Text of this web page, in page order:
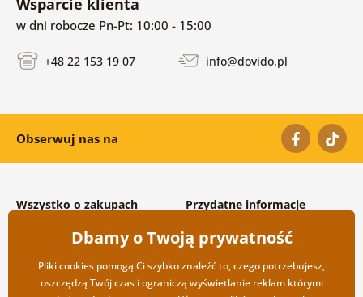
Wsparcie klienta
w dni robocze Pn-Pt: 10:00 - 15:00
+48 22 153 19 07 info@dovido.pl
Obserwuj nas na
Wszystko o zakupach
Warunki handlowe i
reklamacyjne
Prywatność
Opcje wysyłki i płatności
Przydatne informacje
Często zadawane pytania
Kontakt
Współpraca hurtowa
Dbamy o Twoją prywatność
Pliki cookies pomogą Ci szybko znaleźć to, czego potrzebujesz,
oszczędzą Twój czas i ograniczą wyświetlanie reklam którymi